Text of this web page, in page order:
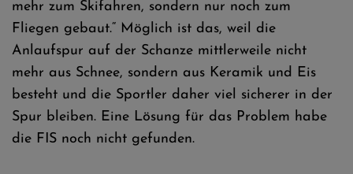
mehr zum Skifahren, sondern nur noch zum
Fliegen gebaut.“ Möglich ist das, weil die
Anlaufspur auf der Schanze mittlerweile nicht
mehr aus Schnee, sondern aus Keramik und Eis
besteht und die Sportler daher viel sicherer in der
Spur bleiben. Eine Lösung für das Problem habe
die FIS noch nicht gefunden.